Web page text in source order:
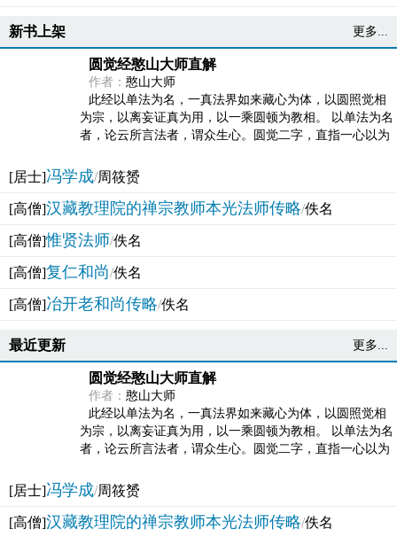
新书上架 更多...
圆觉经憨山大师直解
作者： 憨山大师
此经以单法为名，一真法界如来藏心为体，以圆照觉相
为宗，以离妄证真为用，以一乘圆顿为教相。 以单法为名
者，论云所言法者，谓众生心。圆觉二字，直指一心以为
[居士]冯学成/周筱赟
[高僧]汉藏教理院的禅宗教师本光法师传略/佚名
[高僧]惟贤法师/佚名
[高僧]复仁和尚/佚名
[高僧]冶开老和尚传略/佚名
最近更新 更多...
圆觉经憨山大师直解
作者： 憨山大师
此经以单法为名，一真法界如来藏心为体，以圆照觉相
为宗，以离妄证真为用，以一乘圆顿为教相。 以单法为名
者，论云所言法者，谓众生心。圆觉二字，直指一心以为
[居士]冯学成/周筱赟
[高僧]汉藏教理院的禅宗教师本光法师传略/佚名